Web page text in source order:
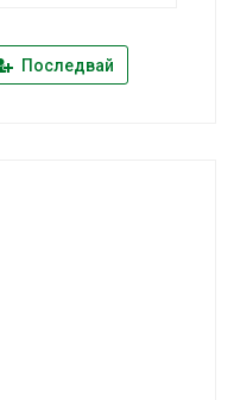
Последвай